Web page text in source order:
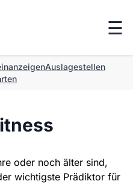
☰
Auslagestellen
oder noch älter sind,
wichtigste Prädiktor für